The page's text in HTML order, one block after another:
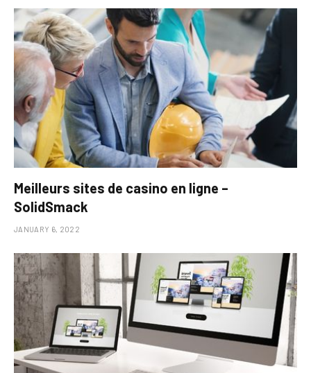
Meilleurs sites de casino en ligne –
SolidSmack
JANUARY 6, 2022